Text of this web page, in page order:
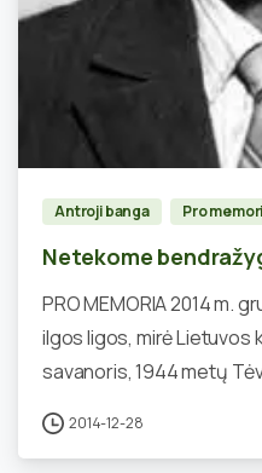
Antroji banga Pro
Netekome
PRO MEMORIA 2014 m.
ilgos ligos, mirė Lietuvos
savanoris, 1944 metų
2014-12-28